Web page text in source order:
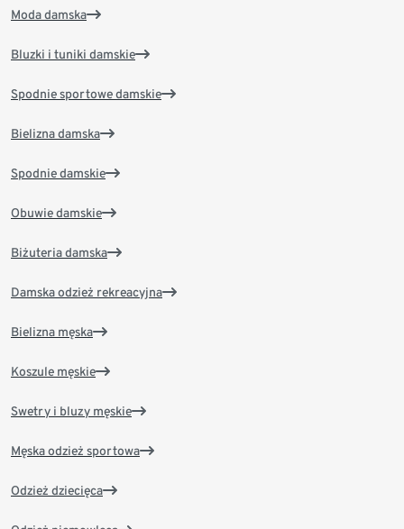
Moda damska
Bluzki i tuniki damskie
Spodnie sportowe damskie
Bielizna damska
Spodnie damskie
Obuwie damskie
Biżuteria damska
Damska odzież rekreacyjna
Bielizna męska
Koszule męskie
Swetry i bluzy męskie
Męska odzież sportowa
Odzież dziecięca